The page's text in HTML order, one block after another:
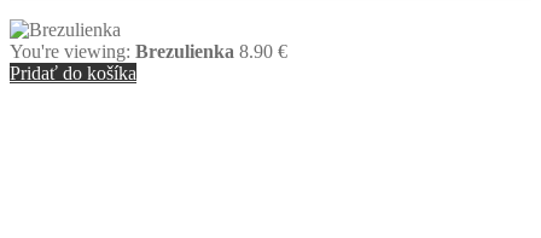
You're viewing: Brezulienka 8.90 €
Pridať do košíka